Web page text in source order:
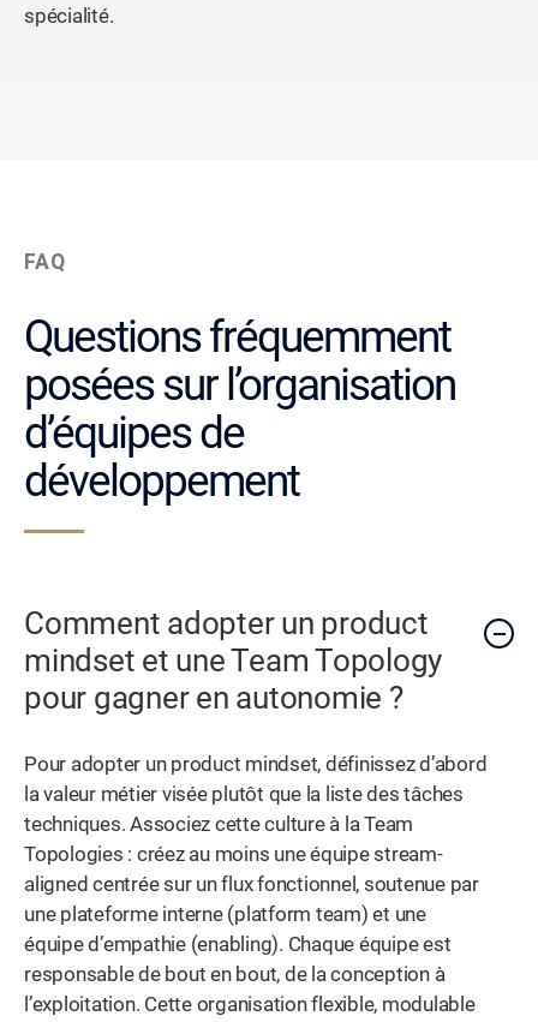
spécialité.
FAQ
Questions fréquemment
posées sur l’organisation
d’équipes de
développement
Comment adopter un product
mindset et une Team Topology
pour gagner en autonomie ?
Pour adopter un product mindset, définissez d’abord
la valeur métier visée plutôt que la liste des tâches
techniques. Associez cette culture à la Team
Topologies : créez au moins une équipe stream-
aligned centrée sur un flux fonctionnel, soutenue par
une plateforme interne (platform team) et une
équipe d’empathie (enabling). Chaque équipe est
responsable de bout en bout, de la conception à
l’exploitation. Cette organisation flexible, modulable